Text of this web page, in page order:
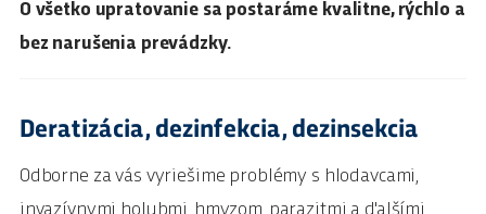
O všetko upratovanie sa postaráme kvalitne, rýchlo a
bez narušenia prevádzky.
Deratizácia, dezinfekcia, dezinsekcia
Odborne za vás vyriešime problémy s hlodavcami,
invazívnymi holubmi, hmyzom, parazitmi a ďalšími